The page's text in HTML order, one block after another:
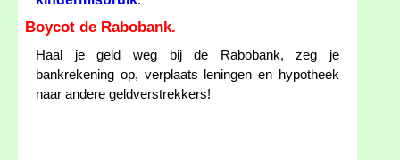
Boycot de Rabobank.
Haal je geld weg bij de Rabobank, zeg je
bankrekening op, verplaats leningen en hypotheek
naar andere geldverstrekkers!